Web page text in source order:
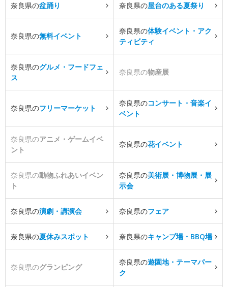
奈良県の盆踊り 奈良県の屋台のある夏祭り
奈良県の無料イベント
奈良県の体験イベント・アク
ティビティ
奈良県のグルメ・フードフェ
ス
奈良県の物産展
奈良県のフリーマーケット
奈良県のコンサート・音楽イ
ベント
奈良県のアニメ・ゲームイベ
ント
奈良県の花イベント
奈良県の動物ふれあいイベン
ト
奈良県の美術展・博物展・展
示会
奈良県の演劇・講演会 奈良県のフェア
奈良県の夏休みスポット 奈良県のキャンプ場・BBQ場
奈良県のグランピング
奈良県の遊園地・テーマパー
ク